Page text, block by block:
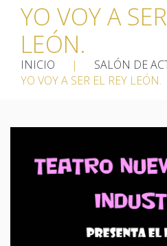
YO VOY A
LEÓN.
INICIO | SALÓN DE
YO VOY A SER EL REY LEÓN.